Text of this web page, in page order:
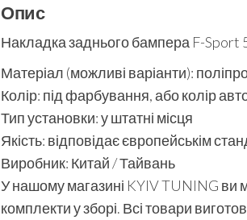
Опис
Накладка заднього бампера F-Sport
Матеріал (можливі варіанти):
Колір: під фарбування, або колір
Тип установки: у штатні місця
Якість: відповідає європейськім
Виробник: Китай / Тайвань
У нашому магазині KYIV TUNING ви
комплекти у зборі. Всі товари